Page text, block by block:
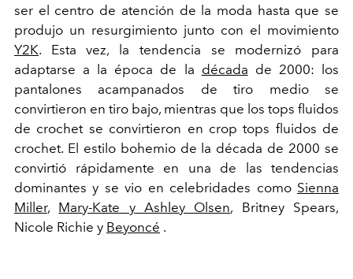
ser el centro de atención de la moda hasta que se
produjo un resurgimiento junto con el movimiento
Y2K. Esta vez, la tendencia se modernizó para
adaptarse a la época de la década de 2000: los
pantalones acampanados de tiro medio se
convirtieron en tiro bajo, mientras que los tops fluidos
de crochet se convirtieron en crop tops fluidos de
crochet. El estilo bohemio de la década de 2000 se
convirtió rápidamente en una de las tendencias
dominantes y se vio en celebridades como Sienna
Miller, Mary-Kate y Ashley Olsen, Britney Spears,
Nicole Richie y Beyoncé .